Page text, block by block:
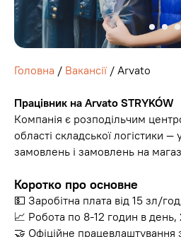
Головна / Вакансії/ Arvato
Працівник на Arvato STRYKÓW
Компанія є розподільчим
області складської логістики
замовлень і замовлень на
Коротко про основне
💵 Заробітна плата від 15 зл/
📈 Робота по 8-12 годин в
🤝 Офіційне